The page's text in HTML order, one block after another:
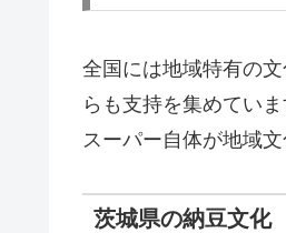
全国には地域特有の
らも支持を集めてい
スーパー自体が地域
茨城県の納豆文化